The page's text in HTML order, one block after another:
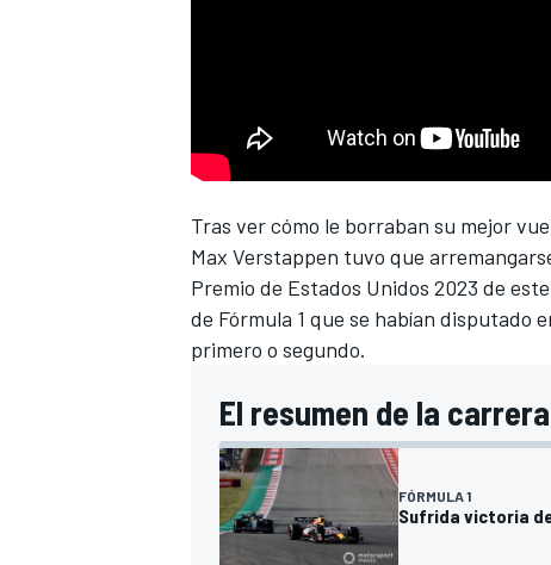
Tras ver cómo le borraban su mejor
Max Verstappen tuvo que
Premio de Estados Unidos 2023 de
de Fórmula 1 que se habían disputado
primero o segundo.
El resumen de la
FÓRMULA 1
Sufrida victoria